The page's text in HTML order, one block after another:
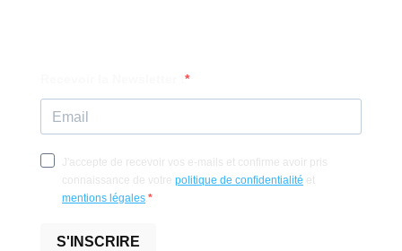
J'accepte de recevoir vos e-mails et confirme avoir pris
connaissance de votre politique de confidentialité et
mentions légales.
S'INSCRIRE